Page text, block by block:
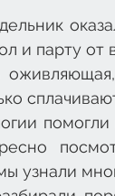
и парту от
узнали